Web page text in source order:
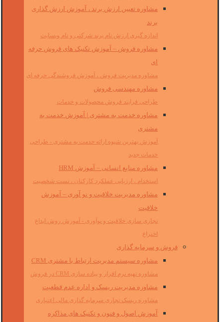
مشاوره تعیین ارزش برند ، آموزش ارزش گذاری
برند
اندازه گیری ارزش نام برند شرکتی و نام وبسایت
مشاوره فروش – آموزش تکنیک های فروش حرفه
ای
مشاوره مدیریت فروش ، آموزش فروشندگی حرفه ای
مشاوره مهندسی فروش
طراحی فرایند فروش محصولات و خدمات
مشاوره خدمت به مشتری | آموزش خدمت به
مشتری
آموزش بهترین شیوه ارائه خدمت به مشتری - طراحی
خدمات جدید
مشاوره منابع انسانی – آموزش HRM
استخدام ، ارزیابی عملکرد کارکنان ، تست شخصیت
مشاوره مدیریت خلاقیت و نو آوری – آموزش
خلاقیت
تجاری سازی خلاقیت و نوآوری - آموزش روش ابداع
اختراع
فروش و سرمایه گذاری
مشاوره سیستم مدیریت ارتباط با مشتری CRM
مشاوره تهیه نرم افزار و پیاده سازی CRM در فروش
مشاوره مدیریت ریسک و اداره عدم قطعیت
مشاوره ریسک تجاری سرمایه گذاری مالی اعتباری
آموزش اصول و فنون و تکنیک های مذاکره